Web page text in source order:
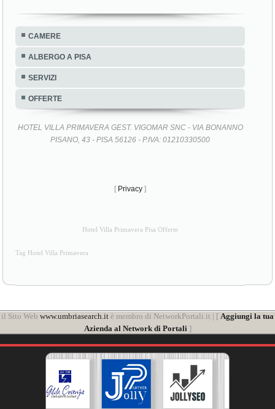
CAMERE
ALBERGO A PISA
SERVIZI
OFFERTE
HOTEL VILLA PRIMAVERA GEST. VIGOMAR SNC - VIA BONANNO
PISANO, 43 - PISA 56126 - P.IVA: 01210330500
[ Privacy ]
Hotel Villa Primavera Pisa Offerte
Tag Hotel Villa Primavera
il Sito Web www.umbriasearch.it è membro di NetworkPortali.it | [ Aggiungi la tua
Azienda al Network di Portali ]